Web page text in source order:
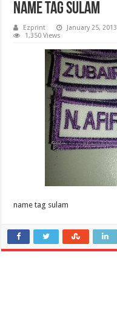
name tag sulam
Ezprint January 25, 2013
1,350 Views
name tag sulam